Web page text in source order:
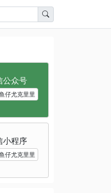
仔尤克里里
仔尤克里里